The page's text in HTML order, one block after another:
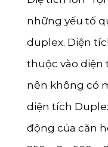
những yếu tố
duplex. Diện
thuộc vào diện
nên không có
diện tích
động của căn